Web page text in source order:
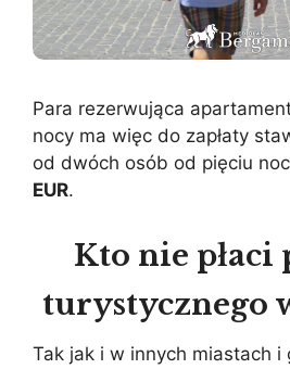
Para rezerwująca
nocy ma więc do zapłaty
od dwóch osób od pięciu
EUR.
Kto nie płaci
turystycznego
Tak jak i w innych miastach i